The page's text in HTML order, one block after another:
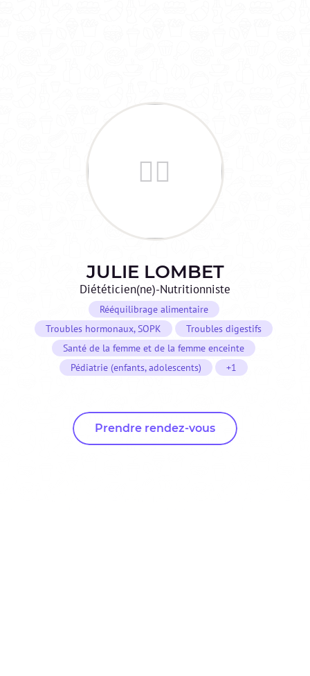
JULIE LOMBET
Diététicien(ne)-Nutritionniste
Rééquilibrage alimentaire
Troubles hormonaux, SOPK
Troubles digestifs
Santé de la femme et de la femme enceinte
Pédiatrie (enfants, adolescents)
+1
Prendre rendez-vous